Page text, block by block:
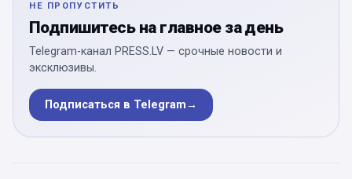
НЕ ПРОПУСТИТЬ
Подпишитесь на главное за день
Telegram-канал PRESS.LV — срочные новости и
эксклюзивы.
Подписаться в Telegram→